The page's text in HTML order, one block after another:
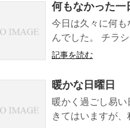
何もなかった一
今日は久々に何
んでした。 チラ
記事を読む
暖かな日曜日
暖かく過ごし易
きてはいますが